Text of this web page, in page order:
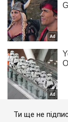
Ти ще не